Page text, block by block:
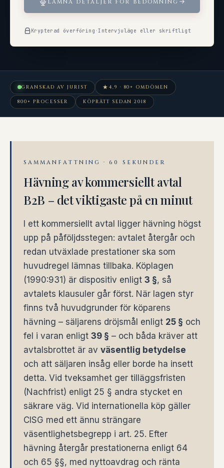
LÄMNA DETALJER FÖR BEDÖMNING
Krypterad överföring ·Intervjuläge eller skriftligt
GRANSKAD AV JURIST ★ 4,9 · 80+ OMDÖMEN
800+ PROCESSER KÖPRÄTT SEDAN 2018
SAMMANFATTNING · 60 SEKUNDER
Hävning av kommersiellt avtal
B2B – det viktigaste på en minut
I ett kommersiellt avtal ligger hävning högst
upp på påföljdsstegen: avtalet återgår och
redan utväxlade prestationer ska som
huvudregel lämnas tillbaka. Köplagen
(1990:931) är dispositiv enligt 3 §, så
avtalets klausuler går först. När lagen styr
finns två huvudgrunder för köparens
hävning – säljarens dröjsmål enligt 25 § och
fel i varan enligt 39 § – och båda kräver att
avtalsbrottet är av väsentlig betydelse
och att säljaren insåg eller borde ha insett
detta. Vid tveksamhet ger tilläggsfristen
(Nachfrist) enligt 25 § andra stycket en
säkrare väg. Vid internationella köp gäller
CISG med ett ännu strängare
väsentlighetsbegrepp i art. 25. Efter
hävning återgår prestationerna enligt 64
och 65 §§, med nyttoavdrag och ränta